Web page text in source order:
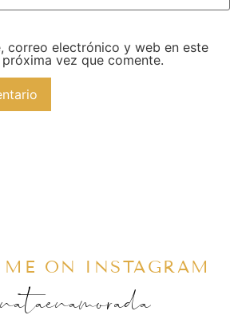
correo electrónico y web en este
vez que comente.
ON INSTAGRAM